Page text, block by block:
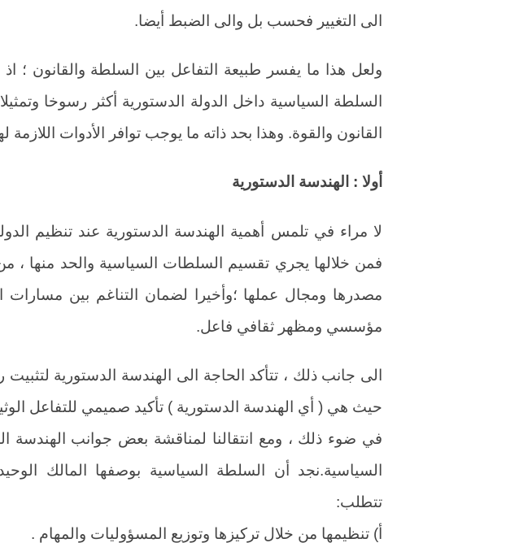
الى التغيير فحسب بل والى الضبط أيضا.
ولعل هذا ما يفسر طبيعة التفاعل بين السلطة والقانون ؛
السلطة السياسية داخل الدولة الدستورية أكثر رسوخا
القانون والقوة. وهذا بحد ذاته ما يوجب توافر الأدوات
أولا : الهندسة الدستورية
لا مراء في تلمس أهمية الهندسة الدستورية عند تنظيم
فمن خلالها يجري تقسيم السلطات السياسية والحد منها ،
مصدرها ومجال عملها ؛وأخيرا لضمان التناغم بين
مؤسسي ومظهر ثقافي فاعل.
الى جانب ذلك ، تتأكد الحاجة الى الهندسة الدستورية
حيث هي ( أي الهندسة الدستورية ) تأكيد صميمي للتفاعل
في ضوء ذلك ، ومع انتقالنا لمناقشة بعض جوانب الهندسة
السياسية.نجد أن السلطة السياسية بوصفها المالك
تتطلب:
أ) تنظيمها من خلال تركيزها وتوزيع المسؤوليات والمهام .